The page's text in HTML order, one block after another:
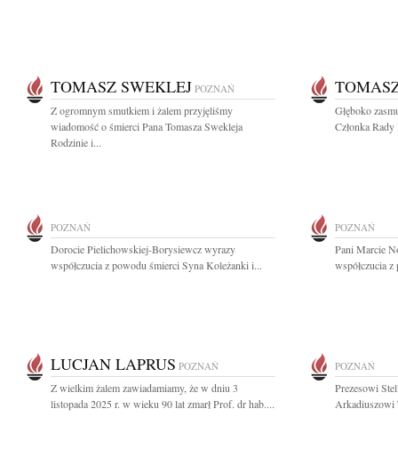
TOMASZ SWEKLEJ POZNAŃ
Z ogromnym smutkiem i żalem przyjęliśmy
wiadomość o śmierci Pana Tomasza Swekleja
Rodzinie i...
Głęboko
Członka
POZNAŃ
Dorocie Pielichowskiej-Borysiewcz wyrazy
współczucia z powodu śmierci Syna Koleżanki i...
POZNAŃ
Pani Marcie
współczucia
LUCJAN LAPRUS POZNAŃ
Z wielkim żalem zawiadamiamy, że w dniu 3
listopada 2025 r. w wieku 90 lat zmarł Prof. dr hab....
POZNAŃ
Prezesowi
Arkadiuszowi